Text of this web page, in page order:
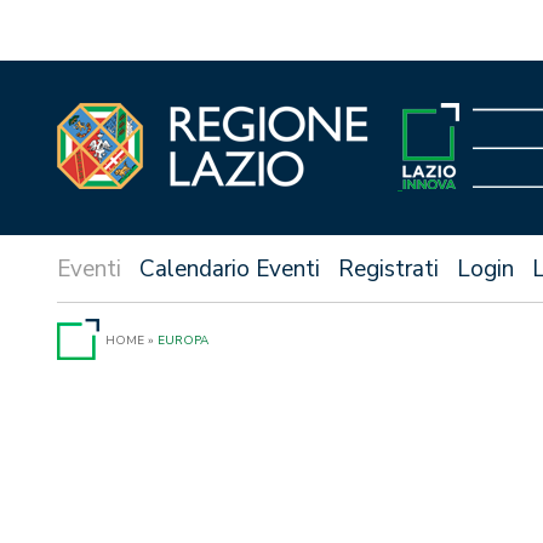
Calendario Eventi Registrati Login
HOME » EUROPA